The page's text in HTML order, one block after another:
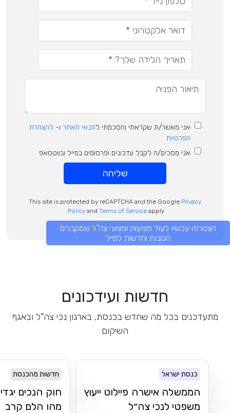
אני מאשר/ת שקראתי והסכמתי לתנאי האתר ו- להצהרת
הפרטיות
אני מסכים/ה לקבל עדכונים ופרסומים במייל ובווטסאפ
שליחה
This site is protected by reCAPTCHA and the Google Privacy
Policyand Terms of Serviceapply.
הצטרפו עכשיו לעוד פצועות ופצועי צה"ל שמקבלים
הטבות וחדשות למייל
חדשות ועידכונים
מתעדכנים בכל מה שחדש בכנסת, בארגון נכי צה"ל ובאגף
השיקום
כנסת ישראל
הממשלה אישרה פיילוט ייעוץ
משפטי לנכי צה״ל
חדשות מהכנסת
חוק הנכים
מהו הלם קרב